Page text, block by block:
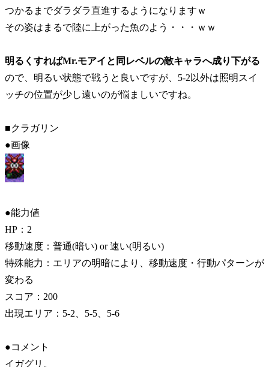
つかるまでダラダラ直進するようになりますｗ
その姿はまるで陸に上がった魚のよう・・・ｗｗ
明るくすればMr.モアイと同レベルの敵キャラへ成り下がる
ので、明るい状態で戦うと良いですが、5-2以外は照明スイ
ッチの位置が少し遠いのが悩ましいですね。
■クラガリン
●画像
●能力値
HP：2
移動速度：普通(暗い) or 速い(明るい)
特殊能力：エリアの明暗により、移動速度・行動パターンが
変わる
スコア：200
出現エリア：5-2、5-5、5-6
●コメント
イガグリ。